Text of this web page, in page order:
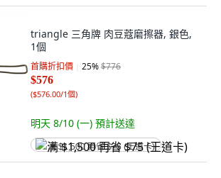
triangle 三角牌 肉豆蔻磨擦器, 銀色,
1個
首購折扣價 25%$776
$576
($576.00/1個)
明天 8/10 (一) 預計送達
满 $1,500 再省 $75 (王道卡)